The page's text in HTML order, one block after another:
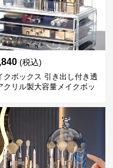
(税込)
クボックス 引き出し付き透
クリル製大容量メイクボッ